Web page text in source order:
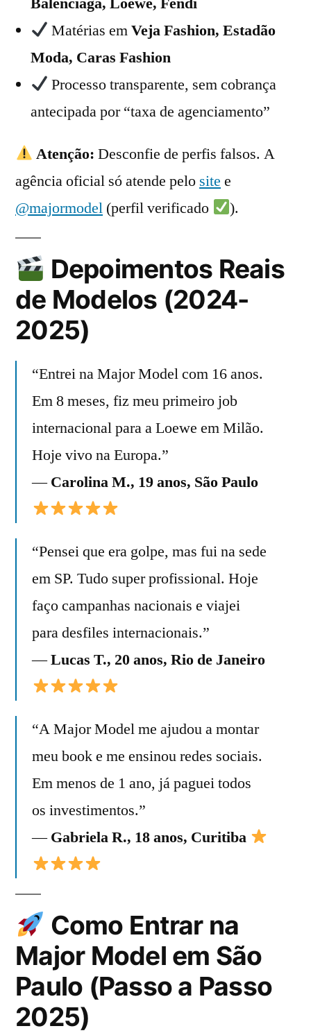
Matérias emVeja Fashion, Estadão
Moda, Caras Fashion
Processo transparente, sem cobrança
antecipada por “taxa de agenciamento”
Atenção: Desconfie de perfis falsos. A
agência oficial só atende pelo site e
@majormodel (perfil verificado ).
Depoimentos Reais
de Modelos (2024-
2025)
“Entrei na Major Model com 16 anos.
Em 8 meses, fiz meu primeiro job
internacional para a Loewe em Milão.
Hoje vivo na Europa.”
—Carolina M., 19 anos, São Paulo
“Pensei que era golpe, mas fui na sede
em SP. Tudo super profissional. Hoje
faço campanhas nacionais e viajei
para desfiles internacionais.”
—Lucas T., 20 anos, Rio de Janeiro
“A Major Model me ajudou a montar
meu book e me ensinou redes sociais.
Em menos de 1 ano, já paguei todos
os investimentos.”
—Gabriela R., 18 anos, Curitiba
Como Entrar na
Major Model em São
Paulo (Passo a Passo
2025)